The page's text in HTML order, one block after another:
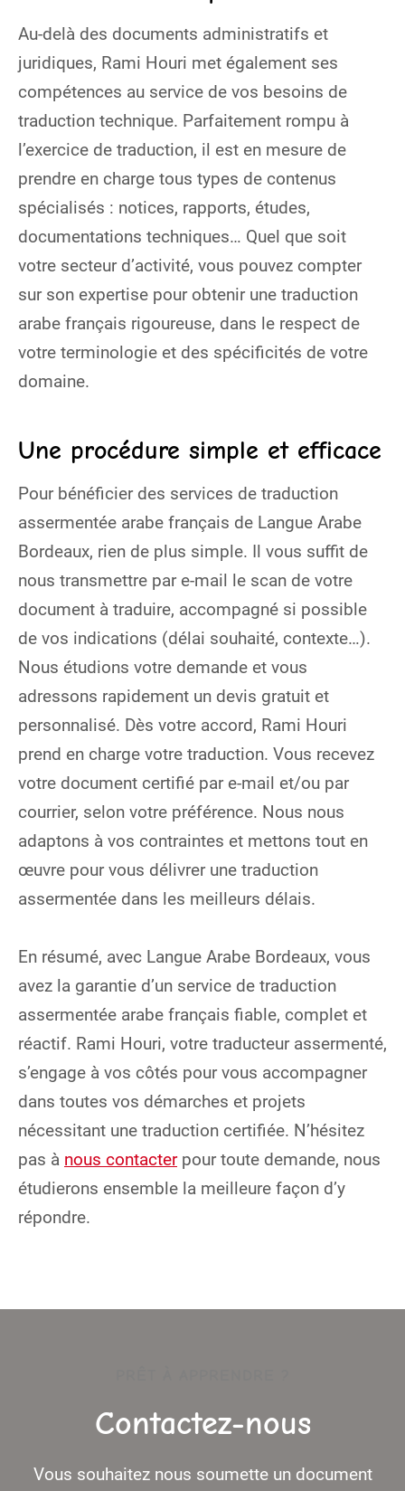
Au-delà des documents administratifs et
juridiques, Rami Houri met également ses
compétences au service de vos besoins de
traduction technique. Parfaitement rompu à
l’exercice de traduction, il est en mesure de
prendre en charge tous types de contenus
spécialisés : notices, rapports, études,
documentations techniques… Quel que soit
votre secteur d’activité, vous pouvez compter
sur son expertise pour obtenir une traduction
arabe français rigoureuse, dans le respect de
votre terminologie et des spécificités de votre
domaine.
Une procédure simple et efficace
Pour bénéficier des services de traduction
assermentée arabe français de Langue Arabe
Bordeaux, rien de plus simple. Il vous suffit de
nous transmettre par e-mail le scan de votre
document à traduire, accompagné si possible
de vos indications (délai souhaité, contexte…).
Nous étudions votre demande et vous
adressons rapidement un devis gratuit et
personnalisé. Dès votre accord, Rami Houri
prend en charge votre traduction. Vous recevez
votre document certifié par e-mail et/ou par
courrier, selon votre préférence. Nous nous
adaptons à vos contraintes et mettons tout en
œuvre pour vous délivrer une traduction
assermentée dans les meilleurs délais.
En résumé, avec Langue Arabe Bordeaux, vous
avez la garantie d’un service de traduction
assermentée arabe français fiable, complet et
réactif. Rami Houri, votre traducteur assermenté,
s’engage à vos côtés pour vous accompagner
dans toutes vos démarches et projets
nécessitant une traduction certifiée. N’hésitez
pas à nous contacterpour toute demande, nous
étudierons ensemble la meilleure façon d’y
répondre.
Contactez-nous
Vous souhaitez nous soumette un document